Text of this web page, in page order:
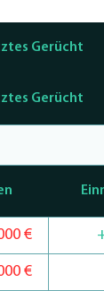
Gerücht
Gerücht
€
€